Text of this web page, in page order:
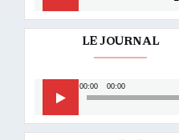
LE JOURNAL
audio
00:00 00:00